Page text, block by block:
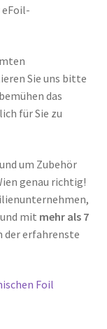
Sie uns bitte
das
für Sie zu
um Zubehör
genau richtig!
mit mehr als 7
der erfahrenste
Foil